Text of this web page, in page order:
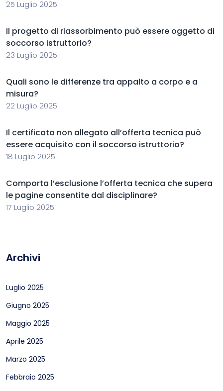
25 Luglio 2025
Il progetto di riassorbimento può essere oggetto di
soccorso istruttorio?
23 Luglio 2025
Quali sono le differenze tra appalto a corpo e a
misura?
22 Luglio 2025
Il certificato non allegato all’offerta tecnica può
essere acquisito con il soccorso istruttorio?
18 Luglio 2025
Comporta l’esclusione l’offerta tecnica che supera
le pagine consentite dal disciplinare?
17 Luglio 2025
Archivi
Luglio 2025
Giugno 2025
Maggio 2025
Aprile 2025
Marzo 2025
Febbraio 2025